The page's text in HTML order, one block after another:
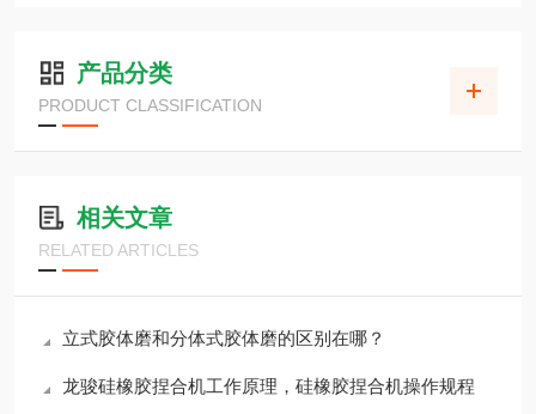
产品分类
PRODUCT CLASSIFICATION
相关文章
RELATED ARTICLES
立式胶体磨和分体式胶体磨的区别在哪？
龙骏硅橡胶捏合机工作原理，硅橡胶捏合机操作规程